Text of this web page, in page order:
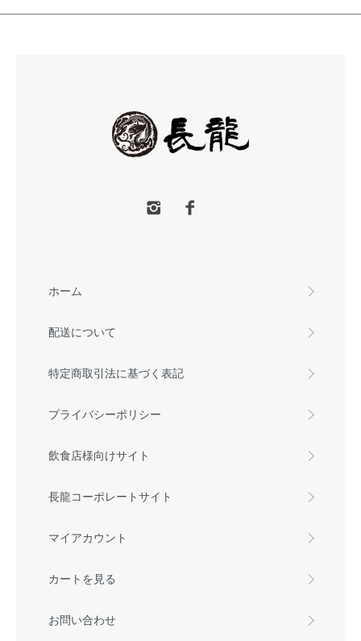
ホーム
配送について
特定商取引法に基づく表記
プライバシーポリシー
飲食店様向けサイト
長龍コーポレートサイト
マイアカウント
カートを見る
お問い合わせ